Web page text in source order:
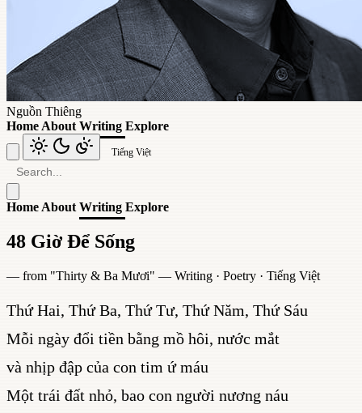
Nguồn Thiêng
Home About Writing Explore
Tiếng Việt
Home About Writing Explore
48 Giờ Để Sống
— from "Thirty & Ba Mươi" —Writing · Poetry · Tiếng Việt
Thứ Hai, Thứ Ba, Thứ Tư, Thứ Năm, Thứ Sáu
Mỗi ngày đổi tiền bằng mồ hôi, nước mắt
và nhịp đập của con tim ứ máu
Một trái đất nhỏ, bao con người nương náu